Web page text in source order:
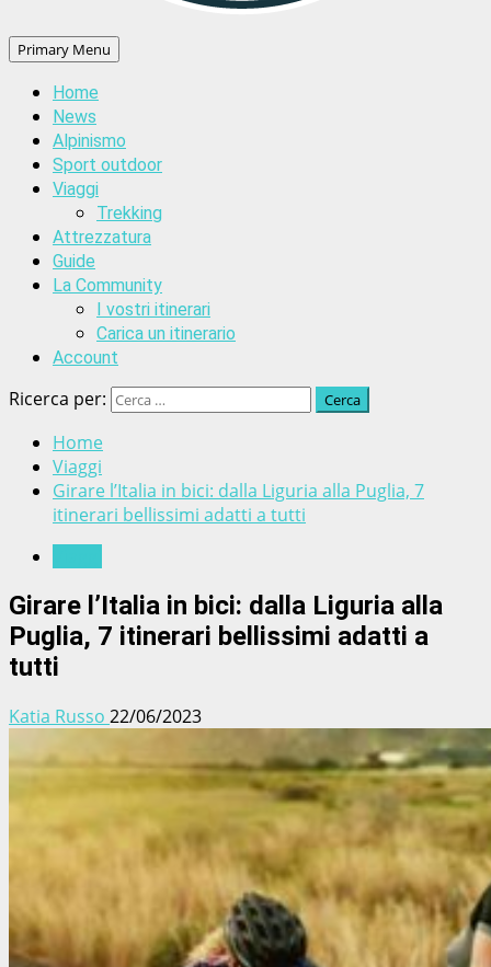
Primary Menu
Home
News
Alpinismo
Sport outdoor
Viaggi
Trekking
Attrezzatura
Guide
La Community
I vostri itinerari
Carica un itinerario
Account
Ricerca per:
Home
Viaggi
Girare l’Italia in bici: dalla Liguria alla Puglia, 7
itinerari bellissimi adatti a tutti
Girare l’Italia in bici: dalla Liguria alla
Puglia, 7 itinerari bellissimi adatti a
tutti
Katia Russo 22/06/2023